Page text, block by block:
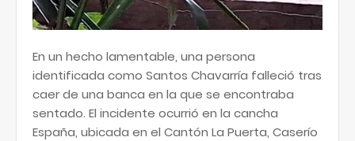
En un hecho lamentable, una persona
identificada como Santos Chavarría falleció tras
caer de una banca en la que se encontraba
sentado. El incidente ocurrió en la cancha
España, ubicada en el Cantón La Puerta, Caserío